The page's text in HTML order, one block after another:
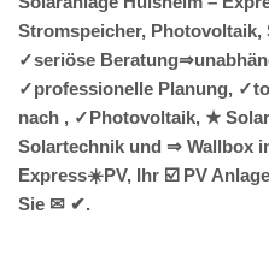
Stromspeicher, Photovoltaik,
✓seriöse
✓professionelle Planung,
nach , ✓Photovoltaik, ★
Solartechnik und ⇒ Wallbox
Express☀️PV️, Ihr ☑️ PV
Sie ✉ ✔.